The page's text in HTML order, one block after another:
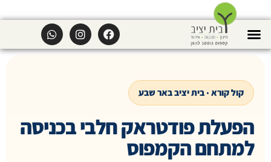
קול קורא · בית יציב באר שבע
הפעלת פודטראק חלבי בכניסה
למתחם הקמפוס